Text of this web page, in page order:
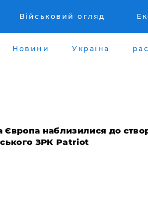
Військовий огляд
Новини Україна
Європа наблизилися до
ЗРК Patriot